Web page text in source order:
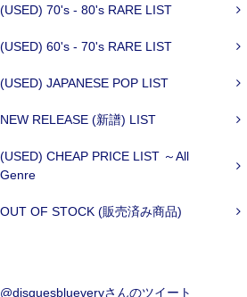
(USED) 70's - 80's RARE LIST
(USED) 60's - 70's RARE LIST
(USED) JAPANESE POP LIST
NEW RELEASE (新譜) LIST
(USED) CHEAP PRICE LIST ～All
Genre
OUT OF STOCK (販売済み商品)
@disquesblueveryさんのツイート